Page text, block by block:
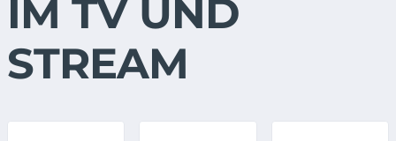
IM TV UND
STREAM